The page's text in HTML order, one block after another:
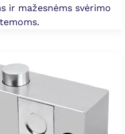
ir mažesnėms svėrimo